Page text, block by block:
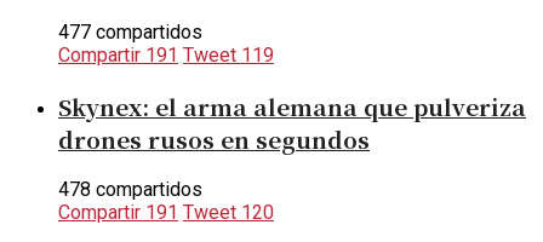
477 compartidos
Compartir 191 Tweet 119
Skynex: el arma alemana que pulveriza
drones rusos en segundos
478 compartidos
Compartir 191 Tweet 120